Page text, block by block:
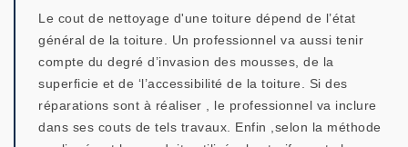
Le cout de nettoyage d'une toiture dépend de l’état
général de la toiture. Un professionnel va aussi tenir
compte du degré d’invasion des mousses, de la
superficie et de ‘l’accessibilité de la toiture. Si des
réparations sont à réaliser , le professionnel va inclure
dans ses couts de tels travaux. Enfin ,selon la méthode